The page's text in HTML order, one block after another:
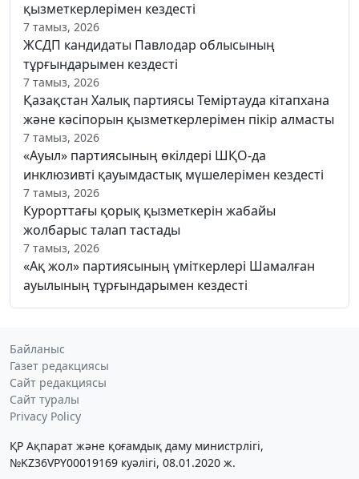
қызметкерлерімен кездесті
7 тамыз, 2026
ЖСДП кандидаты Павлодар облысының
тұрғындарымен кездесті
7 тамыз, 2026
Қазақстан Халық партиясы Теміртауда кітапхана
және кәсіпорын қызметкерлерімен пікір алмасты
7 тамыз, 2026
«Ауыл» партиясының өкілдері ШҚО-да
инклюзивті қауымдастық мүшелерімен кездесті
7 тамыз, 2026
Курорттағы қорық қызметкерін жабайы
жолбарыс талап тастады
7 тамыз, 2026
«Ақ жол» партиясының үміткерлері Шамалған
ауылының тұрғындарымен кездесті
Байланыс
Газет редакциясы
Сайт редакциясы
Сайт туралы
Privacy Policy
ҚР Ақпарат және қоғамдық даму министрлігі,
№KZ36VPY00019169 куәлігі, 08.01.2020 ж.